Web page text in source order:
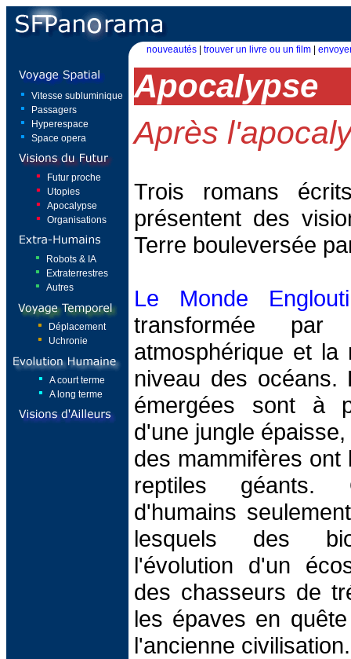
nouveautés trouver un livre ou un film
Vitesse subluminique
Passagers
Hyperespace
Space opera
Futur proche
Utopies
Apocalypse
Organisations
Robots & IA
Extraterrestres
Autres
Déplacement
Uchronie
A court terme
A long terme
Apocalypse
Après
Trois romans
présentent des
Terre bouleversée
Le Monde Englouti
transformée par
atmosphérique et la
niveau des océans.
émergées sont à
d'une jungle
des mammifères
reptiles géants.
d'humains
lesquels des
l'évolution d'un
des chasseurs de
les épaves en
l'ancienne civilisation.